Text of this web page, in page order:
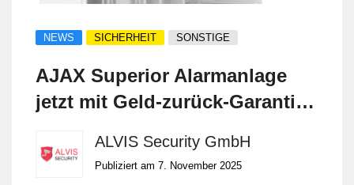
NEWS SICHERHEIT SONSTIGE
AJAX Superior Alarmanlage
jetzt mit Geld-zurück-Garantie
GmbH
ALVIS Security GmbH
Publiziert am 7. November 2025